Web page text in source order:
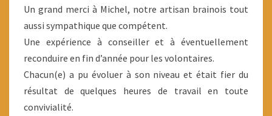
Un grand merci à Michel, notre artisan brainois tout
aussi sympathique que compétent.
Une expérience à conseiller et à éventuellement
reconduire en fin d’année pour les volontaires.
Chacun(e) a pu évoluer à son niveau et était fier du
résultat de quelques heures de travail en toute
convivialité.